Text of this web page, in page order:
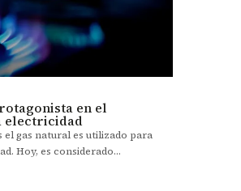
en el
electricidad
el gas natural es utilizado para
Hoy, es considerado